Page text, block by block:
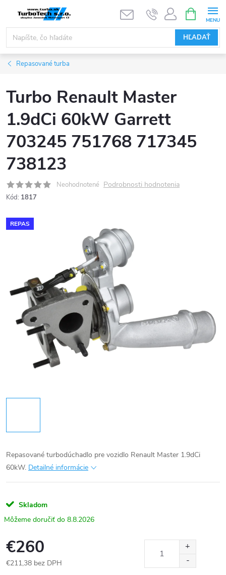
obsah
HĽADAŤ
KOŠÍK
Repasované turba
Turbo Renault Master
1.9dCi 60kW Garrett
703245 751768 717345
738123
Neohodnotené Podrobnosti hodnotenia
Kód: 1817
REPAS
Repasované turbodúchadlo pre vozidlo Renault Master 1.9dCi
60kW. Detailné informácie
Skladom
8.8.2026
€260
€211,38 bez DPH